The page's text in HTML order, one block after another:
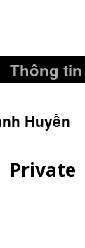
Thông tin
Huyền
Private